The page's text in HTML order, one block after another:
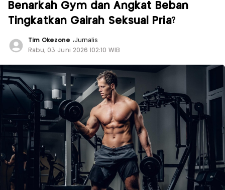
Benarkah Gym dan Angkat Beban
Tingkatkan Gairah Seksual Pria?
Tim Okezone ,Jurnalis
Rabu, 03 Juni 2026 |02:10 WIB